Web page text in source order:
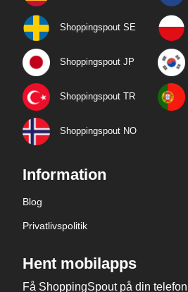
Shoppingspout SE
Shoppingspout JP
Shoppingspout TR
Shoppingspout NO
Information
Blog
Privatlivspolitik
Hent mobilapps
Få ShoppingSpout på din